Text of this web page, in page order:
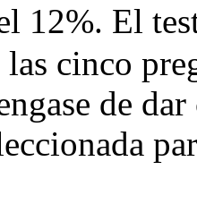
12%. El
las cinco
de